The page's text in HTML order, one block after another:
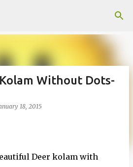
Without Dots-
18, 2015
Deer kolam with